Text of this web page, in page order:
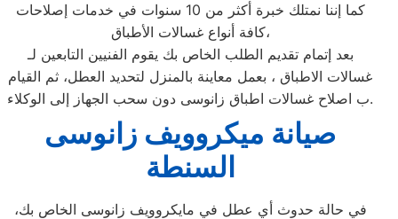
كما إننا نمتلك خبرة أكثر من 10 سنوات في خدمات إصلاحات
كافة أنواع غسالات الأطباق،
بعد إتمام تقديم الطلب الخاص بك يقوم الفنيين التابعين لـ
غسالات الاطباق ، بعمل معاينة بالمنزل لتحديد العطل، ثم القيام
ب اصلاح غسالات اطباق زانوسى دون سحب الجهاز إلى الوكلاء.
صيانة ميكروويف زانوسى
السنطة
في حالة حدوث أي عطل في مايكروويف زانوسى الخاص بك،